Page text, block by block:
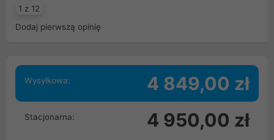
1 z 12
Dodaj pierwszą opinię
Wysyłkowa: 4 849,00 zł
Stacjonarna: 4 950,00 zł